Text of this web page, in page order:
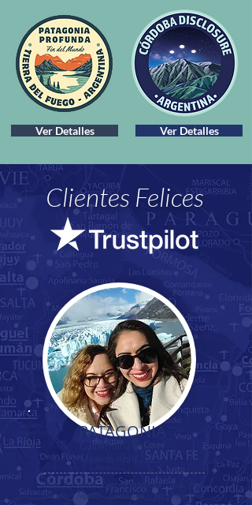
Ver Detalles Ver Detalles
Clientes Felices
PATAGONIA
Guillermina Linares
México, Abril 2025.
Muy contenta con la atención que nos
brindó Noelia Ledezma yo hice la